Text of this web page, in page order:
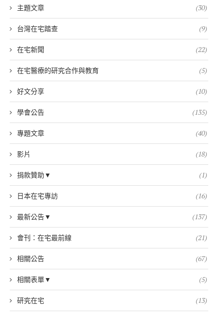
主題文章 (30)
台灣在宅踏查 (9)
在宅新聞 (22)
在宅醫療的研究合作與教育 (5)
好文分享 (10)
學會公告 (135)
專題文章 (40)
影片 (18)
捐款贊助▼ (1)
日本在宅專訪 (16)
最新公告▼ (137)
會刊：在宅最前線 (21)
相關公告 (67)
相關表單▼ (5)
研究在宅 (13)